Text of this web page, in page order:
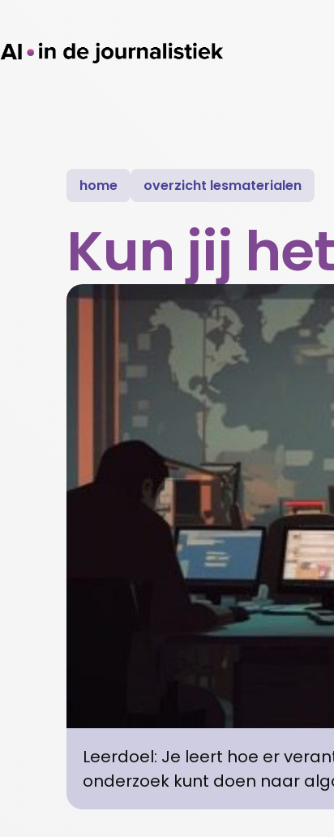
home overzicht lesmaterialen
Kun jij
Leerdoel: Je leert hoe er
onderzoek kunt doen naar